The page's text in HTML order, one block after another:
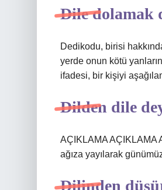
Dile dolamak
Dedikodu, birisi
yerde onun kötü
ifadesi, bir kişiyi
Dilden dile
AÇIKLAMA AÇIKLAMA
ağıza yayılarak
Dilinden